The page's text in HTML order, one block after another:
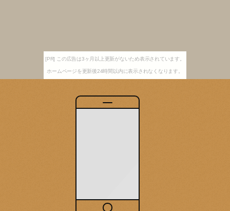
[PR] この広告は3ヶ月以上更新がないため表示されています。
ホームページを更新後24時間以内に表示されなくなります。